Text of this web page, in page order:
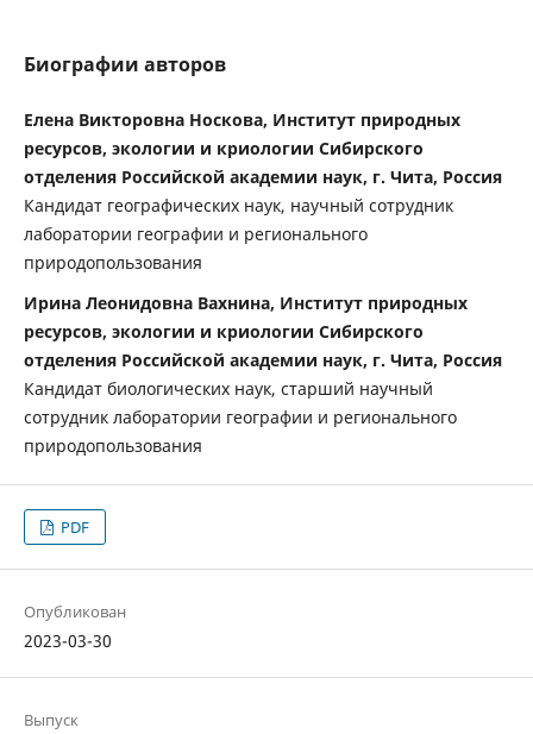
Биографии авторов
Елена Викторовна Носкова, Институт природных
ресурсов, экологии и криологии Сибирского
отделения Российской академии наук, г. Чита, Россия
Кандидат географических наук, научный сотрудник
лаборатории географии и регионального
природопользования
Ирина Леонидовна Вахнина, Институт природных
ресурсов, экологии и криологии Сибирского
отделения Российской академии наук, г. Чита, Россия
Кандидат биологических наук, старший научный
сотрудник лаборатории географии и регионального
природопользования
PDF
Опубликован
2023-03-30
Выпуск